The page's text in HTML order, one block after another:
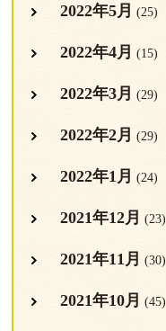
2022年5月 (25)
2022年4月 (15)
2022年3月 (29)
2022年2月 (29)
2022年1月 (24)
2021年12月 (23)
2021年11月 (30)
2021年10月 (45)